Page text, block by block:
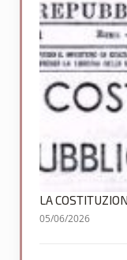
LA
05/06/2026